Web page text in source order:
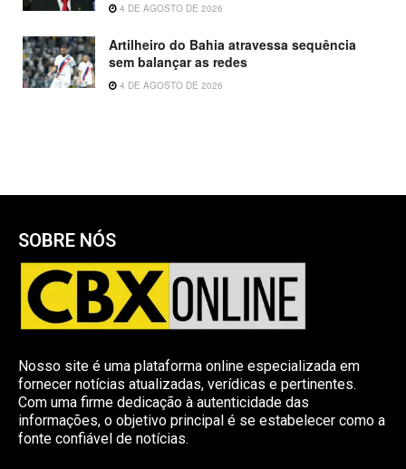
4 DE AGOSTO DE 2026
Artilheiro do Bahia atravessa sequência
sem balançar as redes
4 DE AGOSTO DE 2026
SOBRE NÓS
Nosso site é uma plataforma online especializada em
fornecer notícias atualizadas, verídicas e pertinentes.
Com uma firme dedicação à autenticidade das
informações, o objetivo principal é se estabelecer como a
fonte confiável de notícias.